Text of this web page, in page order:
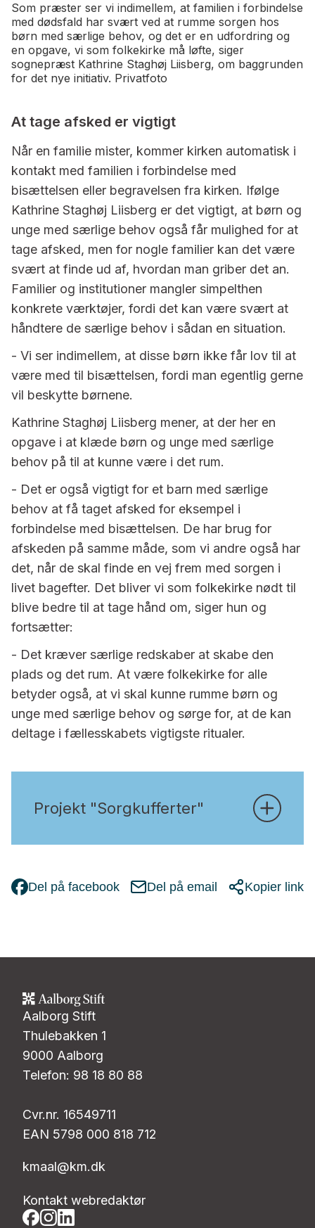
Som præster ser vi indimellem, at familien i forbindelse
med dødsfald har svært ved at rumme sorgen hos
børn med særlige behov, og det er en udfordring og
en opgave, vi som folkekirke må løfte, siger
sognepræst Kathrine Staghøj Liisberg, om baggrunden
for det nye initiativ. Privatfoto
At tage afsked er vigtigt
Når en familie mister, kommer kirken automatisk i
kontakt med familien i forbindelse med
bisættelsen eller begravelsen fra kirken. Ifølge
Kathrine Staghøj Liisberg er det vigtigt, at børn og
unge med særlige behov også får mulighed for at
tage afsked, men for nogle familier kan det være
svært at finde ud af, hvordan man griber det an.
Familier og institutioner mangler simpelthen
konkrete værktøjer, fordi det kan være svært at
håndtere de særlige behov i sådan en situation.
- Vi ser indimellem, at disse børn ikke får lov til at
være med til bisættelsen, fordi man egentlig gerne
vil beskytte børnene.
Kathrine Staghøj Liisberg mener, at der her en
opgave i at klæde børn og unge med særlige
behov på til at kunne være i det rum.
- Det er også vigtigt for et barn med særlige
behov at få taget afsked for eksempel i
forbindelse med bisættelsen. De har brug for
afskeden på samme måde, som vi andre også har
det, når de skal finde en vej frem med sorgen i
livet bagefter. Det bliver vi som folkekirke nødt til
blive bedre til at tage hånd om, siger hun og
fortsætter:
- Det kræver særlige redskaber at skabe den
plads og det rum. At være folkekirke for alle
betyder også, at vi skal kunne rumme børn og
unge med særlige behov og sørge for, at de kan
deltage i fællesskabets vigtigste ritualer.
Projekt "Sorgkufferter"
Del på facebook Del på email Kopier link
Aalborg Stift
Thulebakken 1
9000 Aalborg
Telefon: 98 18 80 88
Cvr.nr. 16549711
EAN 5798 000 818 712
kmaal@km.dk
Kontakt webredaktør